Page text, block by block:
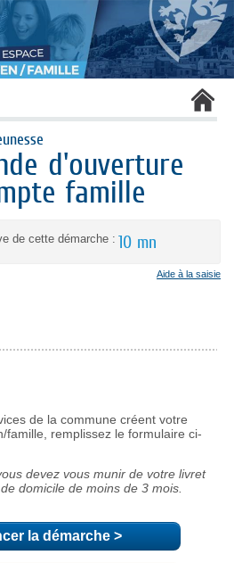
d'ouverture
famille
de cette démarche : 10 mn
Aide à la saisie
la démarche >